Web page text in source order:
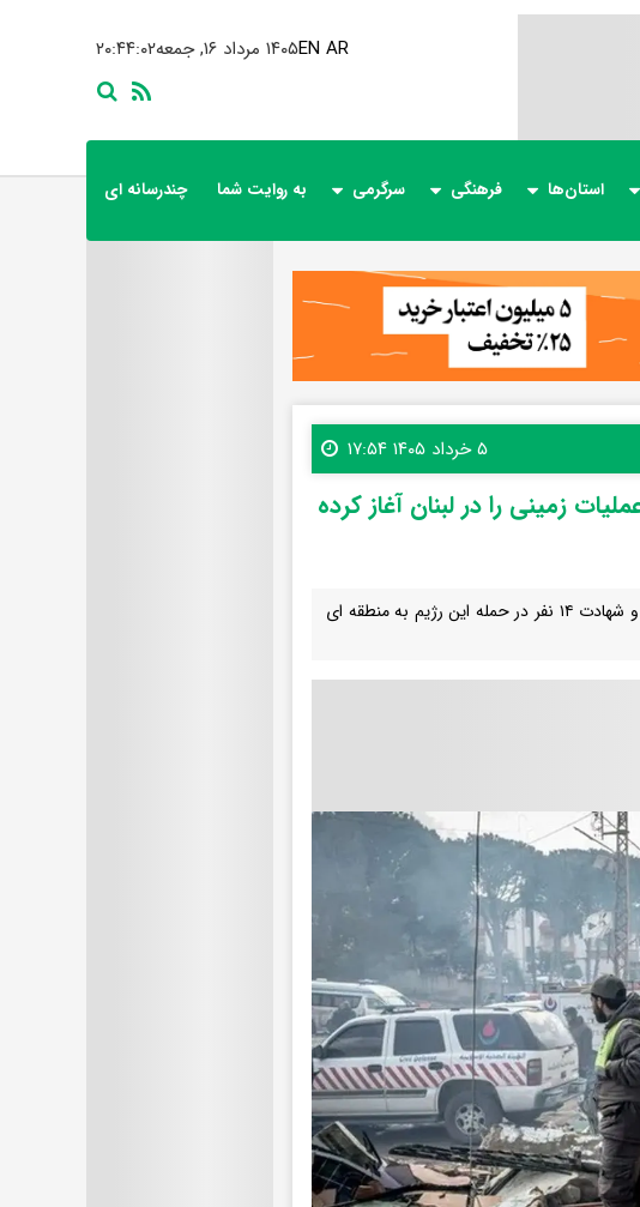
۲۰:۴۴:۰۴ ۱۴۰۵ مرداد ۱۶, جمعهEN AR
استان‌ها فرهنگی سرگرمی به روایت شما چندرسانه ای
۵ خرداد ۱۴۰۵ ۱۷:۵۴
عملیات زمینی را در لبنان آغاز کرده
منابع خبری از تشدید حملات رژیم صهیونیستی به مناطق مختلف لبنان و شهادت ۱۴ نفر در حمله این رژیم به منطقه ای